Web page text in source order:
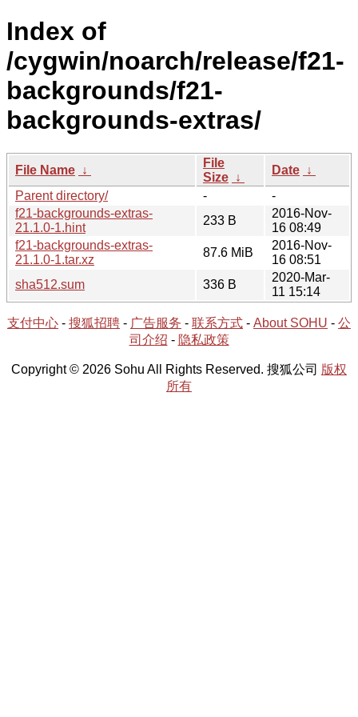
Index of
/cygwin/noarch/release/f21-
backgrounds/f21-
backgrounds-extras/
File Name ↓
File
Size ↓
Date ↓
Parent directory/
-
-
f21-backgrounds-extras-
21.1.0-1.hint
233 B
2016-Nov-
16 08:49
f21-backgrounds-extras-
21.1.0-1.tar.xz
87.6 MiB
2016-Nov-
16 08:51
sha512.sum
336 B
2020-Mar-
11 15:14
支付中心 - 搜狐招聘 - 广告服务 - 联系方式 - About SOHU - 公
司介绍 - 隐私政策
Copyright © 2026 Sohu All Rights Reserved. 搜狐公司 版权
所有